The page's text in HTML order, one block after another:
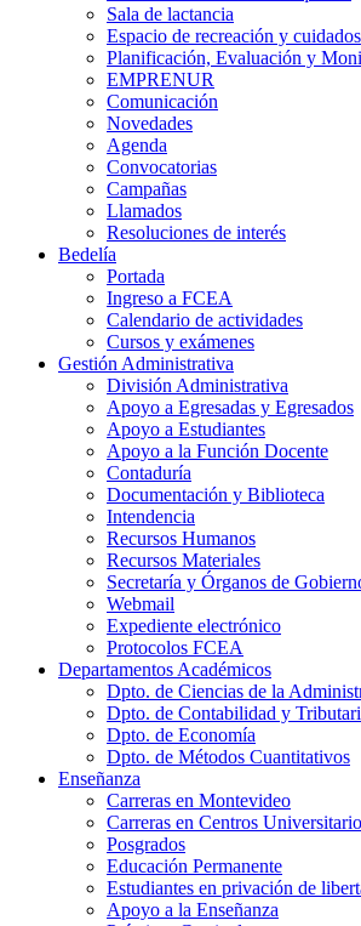
Sala de lactancia
Espacio de recreación y cuidados
Planificación, Evaluación y
EMPRENUR
Comunicación
Novedades
Agenda
Convocatorias
Campañas
Llamados
Resoluciones de interés
Bedelía
Portada
Ingreso a FCEA
Calendario de actividades
Cursos y exámenes
Gestión Administrativa
División Administrativa
Apoyo a Egresadas y Egresados
Apoyo a Estudiantes
Apoyo a la Función Docente
Contaduría
Documentación y Biblioteca
Intendencia
Recursos Humanos
Recursos Materiales
Secretaría y Órganos de
Webmail
Expediente electrónico
Protocolos FCEA
Departamentos Académicos
Dpto. de Ciencias de la
Dpto. de Contabilidad y
Dpto. de Economía
Dpto. de Métodos Cuantitativos
Enseñanza
Carreras en Montevideo
Carreras en Centros
Posgrados
Educación Permanente
Estudiantes en privación de
Apoyo a la Enseñanza